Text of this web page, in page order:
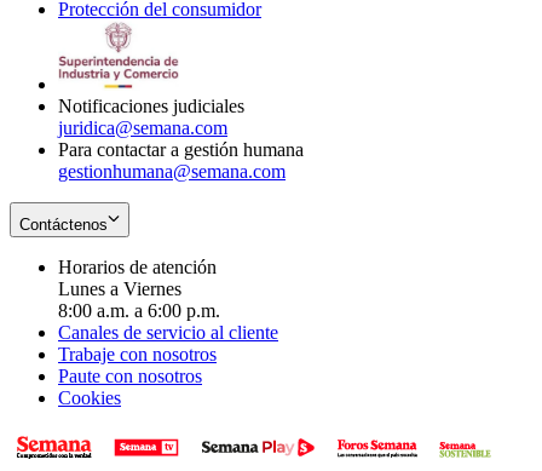
window
newin
Protección del consumidorOpens
Notificaciones judiciales
juridica@semana.com
Para contactar a gestión humana
gestionhumana@semana.com
Contáctenos
Horarios de atención
Lunes a Viernes
8:00 a.m. a 6:00 p.m.
Canales de servicio al cliente
Trabaje con nosotros
Paute con nosotros
Cookies